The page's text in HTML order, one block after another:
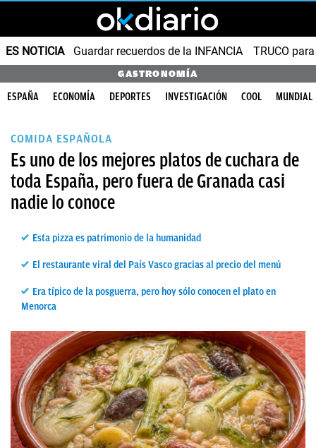
ES NOTICIA Guardar recuerdos de la INFANCIA TRUCO
GASTRONOMÍA
ESPAÑA ECONOMÍA DEPORTES INVESTIGACIÓN COOL MUNDIAL
COMIDA ESPAÑOLA
Es uno de los mejores platos de cuchara de
toda España, pero fuera de Granada casi
nadie lo conoce
Esta pizza es patrimonio de la humanidad
El restaurante viral del País Vasco gracias al precio del menú
Era típico de la posguerra, pero hoy sólo conocen el plato en
Menorca